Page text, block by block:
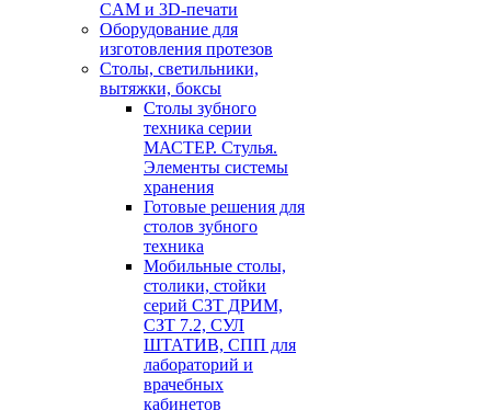
CAM и 3D-печати
Оборудование для
изготовления протезов
Cтолы, светильники,
вытяжки, боксы
Столы зубного
техника серии
МАСТЕР. Стулья.
Элементы системы
хранения
Готовые решения для
столов зубного
техника
Мобильные столы,
столики, стойки
серий СЗТ ДРИМ,
СЗТ 7.2, СУЛ
ШТАТИВ, СПП для
лабораторий и
врачебных
кабинетов